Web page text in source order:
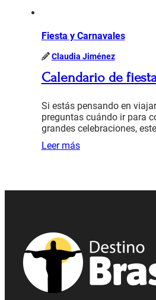
Fiesta y Carnavales
Claudia Jiménez
Calendario de
Si estás pensando en
preguntas cuándo ir para
grandes celebraciones,
Leer más